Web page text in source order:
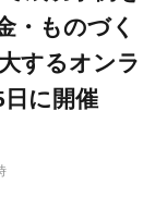
・ものづく
するオンラ
に開催